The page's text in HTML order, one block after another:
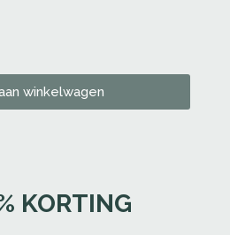
winkelwagen
KORTING